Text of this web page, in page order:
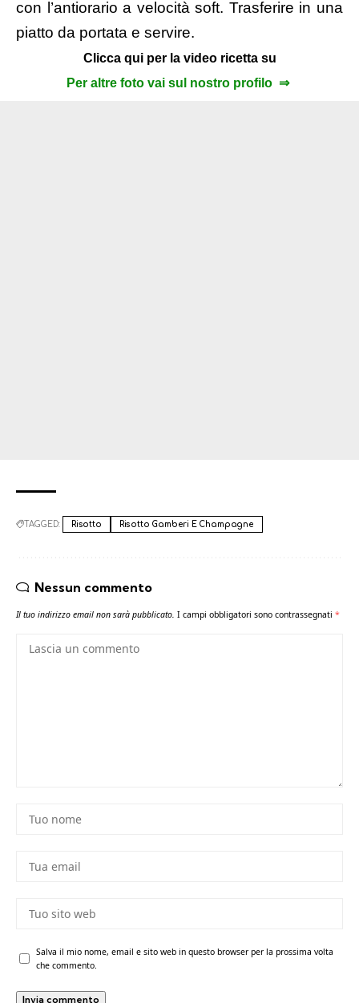
con l’antiorario a velocità soft. Trasferire in una
piatto da portata e servire.
Clicca qui per la video ricetta su
Per altre foto vai sul nostro profilo ⇒
TAGGED: Risotto Risotto Gamberi E Champagne
Nessun commento
Il tuo indirizzo email non sarà pubblicato. I campi obbligatori sono contrassegnati *
Salva il mio nome, email e sito web in questo browser per la prossima volta
che commento.